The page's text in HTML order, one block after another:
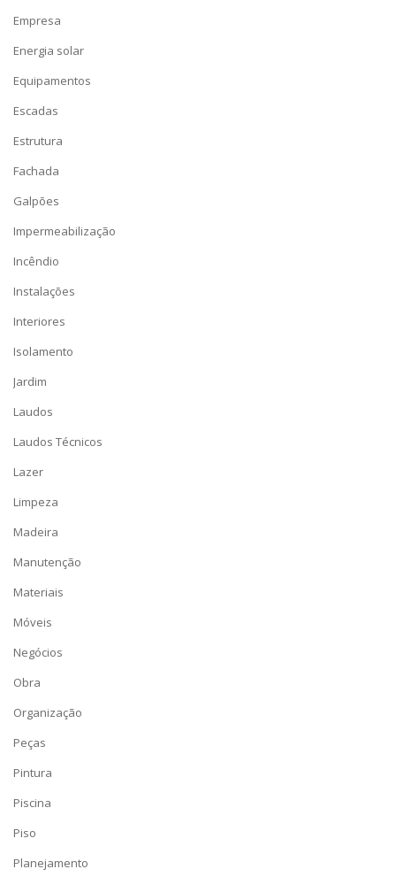
Empresa
Energia solar
Equipamentos
Escadas
Estrutura
Fachada
Galpões
Impermeabilização
Incêndio
Instalações
Interiores
Isolamento
Jardim
Laudos
Laudos Técnicos
Lazer
Limpeza
Madeira
Manutenção
Materiais
Móveis
Negócios
Obra
Organização
Peças
Pintura
Piscina
Piso
Planejamento